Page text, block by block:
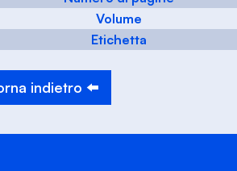
Volume
Etichetta
indietro ⬅️